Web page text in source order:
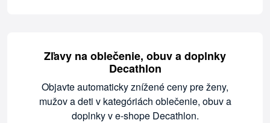
Zľavy na oblečenie, obuv a doplnky
Decathlon
Objavte automaticky znížené ceny pre ženy,
mužov a deti v kategóriách oblečenie, obuv a
doplnky v e-shope Decathlon.